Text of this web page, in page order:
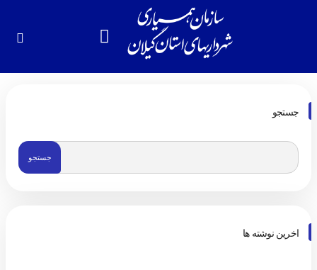
جستجو
اخرین نوشته ها